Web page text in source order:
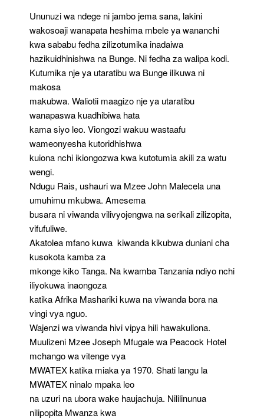
Ununuzi wa ndege ni jambo jema sana, lakini
wakosoaji wanapata heshima mbele ya wananchi
kwa sababu fedha zilizotumika inadaiwa
hazikuidhinishwa na Bunge. Ni fedha za walipa kodi.
Kutumika nje ya utaratibu wa Bunge ilikuwa ni
makosa
makubwa. Waliotii maagizo nje ya utaratibu
wanapaswa kuadhibiwa hata
kama siyo leo. Viongozi wakuu wastaafu
wameonyesha kutoridhishwa
kuiona nchi ikiongozwa kwa kutotumia akili za watu
wengi.
Ndugu Rais, ushauri wa Mzee John Malecela una
umuhimu mkubwa. Amesema
busara ni viwanda vilivyojengwa na serikali zilizopita,
vifufuliwe.
Akatolea mfano kuwa kiwanda kikubwa duniani cha
kusokota kamba za
mkonge kiko Tanga. Na kwamba Tanzania ndiyo nchi
iliyokuwa inaongoza
katika Afrika Mashariki kuwa na viwanda bora na
vingi vya nguo.
Wajenzi wa viwanda hivi vipya hili hawakuliona.
Muulizeni Mzee Joseph Mfugale wa Peacock Hotel
mchango wa vitenge vya
MWATEX katika miaka ya 1970. Shati langu la
MWATEX ninalo mpaka leo
na uzuri na ubora wake haujachuja. Nililinunua
nilipopita Mwanza kwa